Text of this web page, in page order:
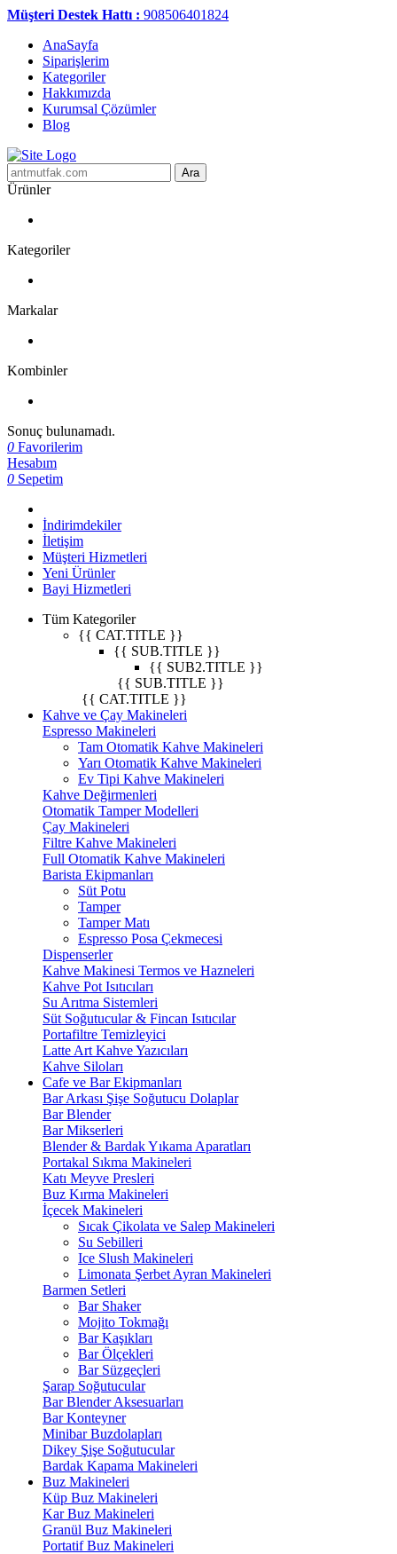
Müşteri Destek Hattı : 908506401824
AnaSayfa
Siparişlerim
Kategoriler
Hakkımızda
Kurumsal Çözümler
Blog
Ara
Ürünler
Kategoriler
Markalar
Kombinler
Sonuç bulunamadı.
0 Favorilerim
Hesabım
0 Sepetim
İndirimdekiler
İletişim
Müşteri Hizmetleri
Yeni Ürünler
Bayi Hizmetleri
Tüm Kategoriler
{{ CAT.TITLE }}
{{ SUB.TITLE }}
{{ SUB2.TITLE }}
{{ SUB.TITLE }}
{{ CAT.TITLE }}
Kahve ve Çay Makineleri
Espresso Makineleri
Tam Otomatik Kahve Makineleri
Yarı Otomatik Kahve Makineleri
Ev Tipi Kahve Makineleri
Kahve Değirmenleri
Otomatik Tamper Modelleri
Çay Makineleri
Filtre Kahve Makineleri
Full Otomatik Kahve Makineleri
Barista Ekipmanları
Süt Potu
Tamper
Tamper Matı
Espresso Posa Çekmecesi
Dispenserler
Kahve Makinesi Termos ve Hazneleri
Kahve Pot Isıtıcıları
Su Arıtma Sistemleri
Süt Soğutucular & Fincan Isıtıcılar
Portafiltre Temizleyici
Latte Art Kahve Yazıcıları
Kahve Siloları
Cafe ve Bar Ekipmanları
Bar Arkası Şişe Soğutucu Dolaplar
Bar Blender
Bar Mikserleri
Blender & Bardak Yıkama Aparatları
Portakal Sıkma Makineleri
Katı Meyve Presleri
Buz Kırma Makineleri
İçecek Makineleri
Sıcak Çikolata ve Salep Makineleri
Su Sebilleri
Ice Slush Makineleri
Limonata Şerbet Ayran Makineleri
Barmen Setleri
Bar Shaker
Mojito Tokmağı
Bar Kaşıkları
Bar Ölçekleri
Bar Süzgeçleri
Şarap Soğutucular
Bar Blender Aksesuarları
Bar Konteyner
Minibar Buzdolapları
Dikey Şişe Soğutucular
Bardak Kapama Makineleri
Buz Makineleri
Küp Buz Makineleri
Kar Buz Makineleri
Granül Buz Makineleri
Portatif Buz Makineleri